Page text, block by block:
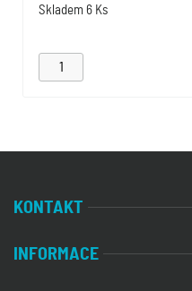
Skladem 6 Ks
KONTAKT
INFORMACE